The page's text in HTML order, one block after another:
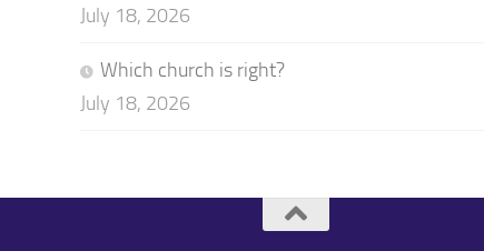
July 18, 2026
Which church is right?
July 18, 2026